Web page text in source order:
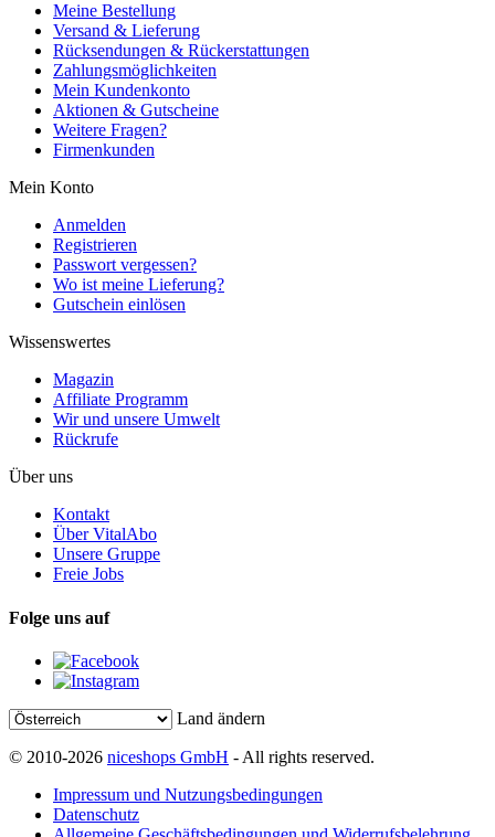
Meine Bestellung
Versand & Lieferung
Rücksendungen & Rückerstattungen
Zahlungsmöglichkeiten
Mein Kundenkonto
Aktionen & Gutscheine
Weitere Fragen?
Firmenkunden
Mein Konto
Anmelden
Registrieren
Passwort vergessen?
Wo ist meine Lieferung?
Gutschein einlösen
Wissenswertes
Magazin
Affiliate Programm
Wir und unsere Umwelt
Rückrufe
Über uns
Kontakt
Über VitalAbo
Unsere Gruppe
Freie Jobs
Folge uns auf
Land ändern
© 2010-2026 niceshops GmbH - All rights reserved.
Impressum und Nutzungsbedingungen
Datenschutz